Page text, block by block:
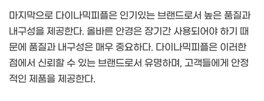
마지막으로 다이나믹피플은 인기있는 브랜드로서 높은 품질과
내구성을 제공한다. 올바른 안경은 장기간 사용되어야 하기 때
문에 품질과 내구성은 매우 중요하다. 다이나믹피플은 이러한
점에서 신뢰할 수 있는 브랜드로서 유명하며, 고객들에게 안정
적인 제품을 제공한다.